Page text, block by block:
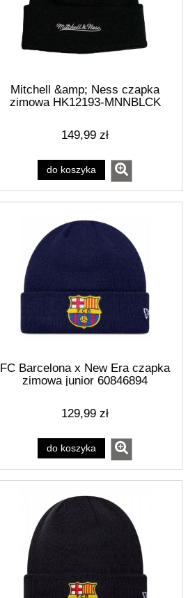
Mitchell &amp; Ness czapka
zimowa HK12193-MNNBLCK
149,99 zł
do koszyka
FC Barcelona x New Era czapka
zimowa junior 60846894
129,99 zł
do koszyka